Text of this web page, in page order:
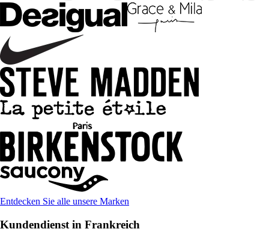
Entdecken Sie alle unsere Marken
Kundendienst in Frankreich